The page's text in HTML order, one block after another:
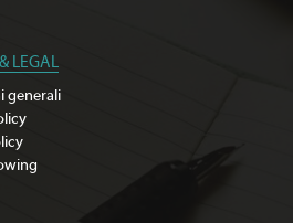
LEGAL
generali